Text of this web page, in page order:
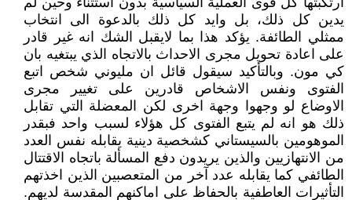
يدين كل ذلك، بل وايد كل ذلك بالدعوة الى انتخاب
ممثلي الطائفة. يؤكد هذا بما لايقبل الشك انه غير قادر
على اعادة تحويل مجرى الاحداث بالاتجاه الذي يبتغيه بان
كي مون. وبالتأكيد سيقول قائل ان مليوني شخص اتبع
الفتوى ونفس الاشخاص قادرين على تغيير مجرى
الاوضاع لو وجهوا وجهة اخرى لكن المعضلة التي تقابل
ذلك هو انه لم يتبع الفتوى كل هؤلاء لسبب واحد فبقدر
الموهومين بالسيستاني كشخصية دينية يقابله نفس العدد
من الانتهازيين والذين يريدون دفع المسألة باتجاه الاقتتال
الطائفي كما يقابله عدد آخر من المتعصبين الذين اخذتهم
التأثيرات العاطفية بالحفاظ على اماكنهم المقدسة لديهم.